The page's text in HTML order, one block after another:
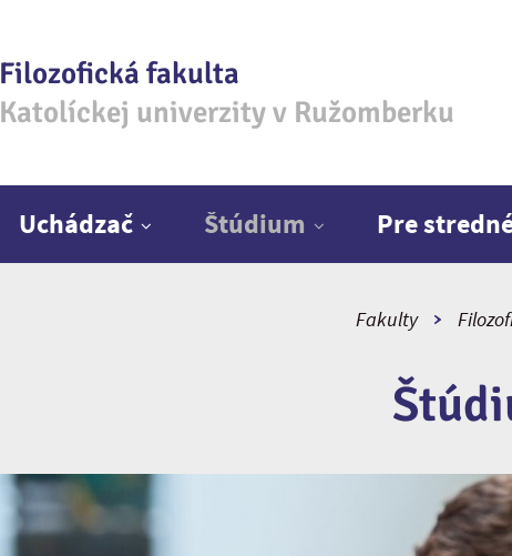
Filozofická fakulta
Katolíckej univerzity v Ružomberku
Uchádzač Štúdium Pre
Fakulty